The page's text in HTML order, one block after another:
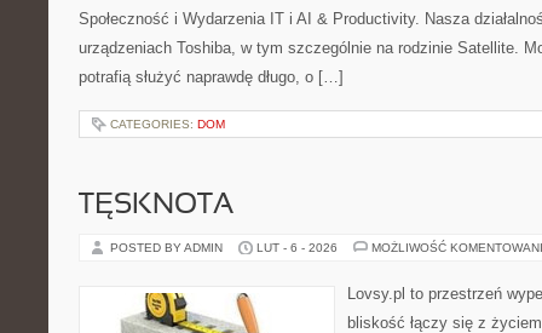
Społeczność i Wydarzenia IT i AI & Productivity. Nasza
urządzeniach Toshiba, w tym szczególnie na rodzinie Satellite.
potrafią służyć naprawdę długo, o […]
CATEGORIES: DOM
TĘSKNOTA
POSTED BY ADMIN LUT - 6 - 2026 MOŻLIWOŚĆ
Lovsy.pl to przestrzeń
bliskość łączy się z